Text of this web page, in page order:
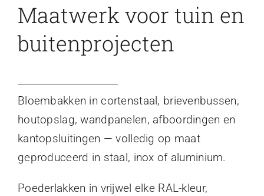
Maatwerk voor tuin en
buitenprojecten
Bloembakken in cortenstaal, brievenbussen,
houtopslag, wandpanelen, afboordingen en
kantopsluitingen — volledig op maat
geproduceerd in staal, inox of aluminium.
Poederlakken in vrijwel elke RAL-kleur,